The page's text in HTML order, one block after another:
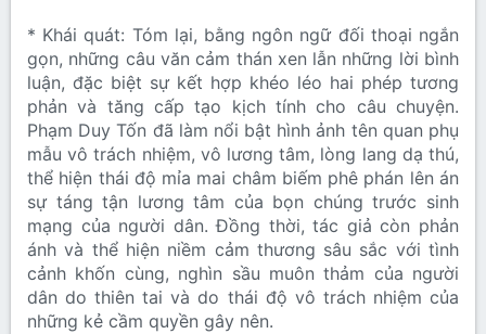
* Khái quát: Tóm lại, bằng ngôn ngữ đối thoại ngắn
gọn, những câu văn cảm thán xen lẫn những lời bình
luận, đặc biệt sự kết hợp khéo léo hai phép tương
phản và tăng cấp tạo kịch tính cho câu chuyện.
Phạm Duy Tốn đã làm nổi bật hình ảnh tên quan phụ
mẫu vô trách nhiệm, vô lương tâm, lòng lang dạ thú,
thể hiện thái độ mỉa mai châm biếm phê phán lên án
sự táng tận lương tâm của bọn chúng trước sinh
mạng của người dân. Đồng thời, tác giả còn phản
ánh và thể hiện niềm cảm thương sâu sắc với tình
cảnh khốn cùng, nghìn sầu muôn thảm của người
dân do thiên tai và do thái độ vô trách nhiệm của
những kẻ cầm quyền gây nên.